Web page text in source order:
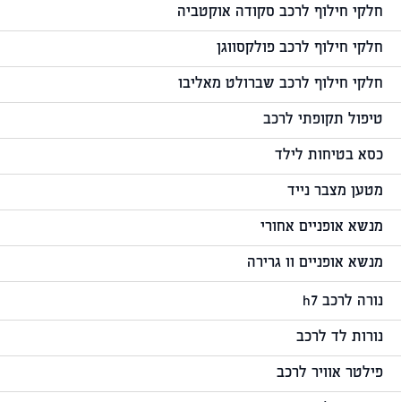
חלקי חילוף לרכב סקודה אוקטביה
חלקי חילוף לרכב פולקסווגן
חלקי חילוף לרכב שברולט מאליבו
טיפול תקופתי לרכב
כסא בטיחות לילד
מטען מצבר נייד
מנשא אופניים אחורי
מנשא אופניים וו גרירה
נורה לרכב h7
נורות לד לרכב
פילטר אוויר לרכב